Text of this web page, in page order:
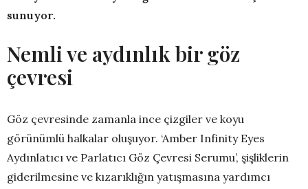
sunuyor.
Nemli ve aydınlık bir göz
çevresi
Göz çevresinde zamanla ince çizgiler ve koyu
görünümlü halkalar oluşuyor. ‘Amber Infinity Eyes
Aydınlatıcı ve Parlatıcı Göz Çevresi Serumu’, şişliklerin
giderilmesine ve kızarıklığın yatışmasına yardımcı